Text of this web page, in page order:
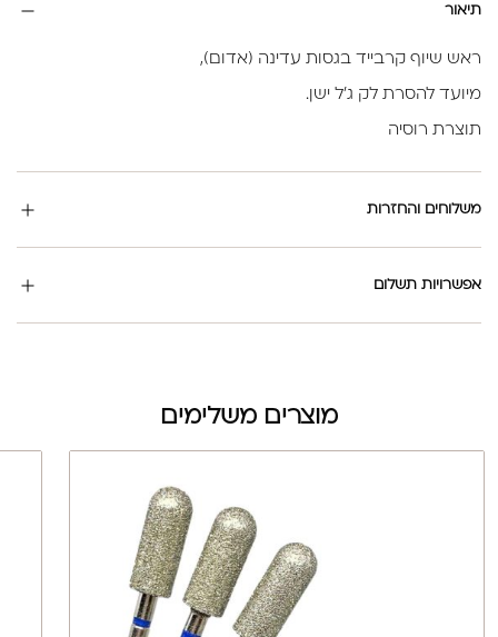
תיאור
ראש שיוף קרבייד בגסות עדינה (אדום),
מיועד להסרת לק ג'ל ישן.
תוצרת רוסיה
משלוחים והחזרות
אפשרויות תשלום
מוצרים משלימים